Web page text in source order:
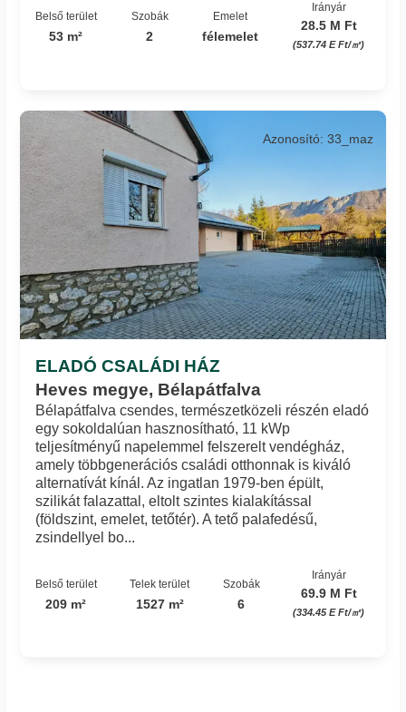
Belső terület
53 m²
Szobák
2
Emelet
félemelet
Irányár
28.5 M Ft
(537.74 E Ft/㎡)
ELADÓ CSALÁDI HÁZ
Heves megye, Bélapátfalva
Azonosító: 33_maz
Bélapátfalva csendes, természetközeli részén eladó
egy sokoldalúan hasznosítható, 11 kWp
teljesítményű napelemmel felszerelt vendégház,
amely többgenerációs családi otthonnak is kiváló
alternatívát kínál. Az ingatlan 1979-ben épült,
szilikát falazattal, eltolt szintes kialakítással
(földszint, emelet, tetőtér). A tető palafedésű,
zsindellyel bo...
Belső terület
209 m²
Telek terület
1527 m²
Szobák
6
Irányár
69.9 M Ft
(334.45 E Ft/㎡)